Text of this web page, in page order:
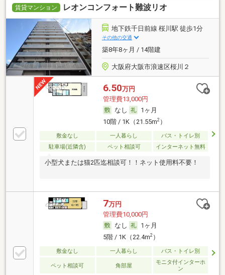
賃貸マンション レオンコンフォート難波リオ
地下鉄千日前線 桜川駅 徒歩1分
その他の交通
築8年8ヶ月 / 14階建
大阪府大阪市浪速区桜川２
6.50万円
管理費13,000円
なし
1ヶ月
10階 / 1K（21.55m2）
敷金なし 一人暮らし
バス・トイレ別
駐車場(近隣含)
ペット相談可 インターネット無料
小型犬または猫2匹迄相談可！！ネット使用料不要！
7万円
管理費10,000円
なし
1ヶ月
5階 / 1K（22.4m2）
敷金なし 一人暮らし バス・トイレ別
ペット相談可 角部屋
モニタ付インターホ
ン